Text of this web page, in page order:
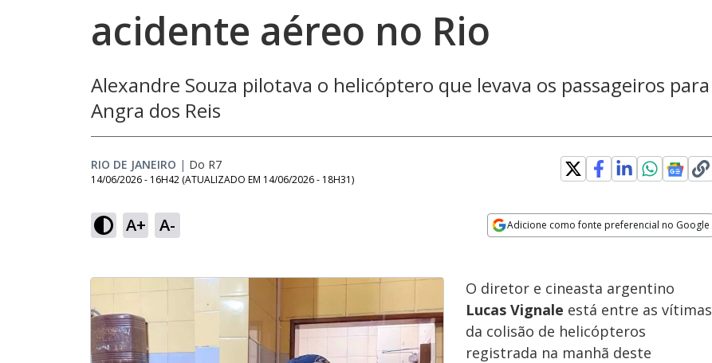
acidente aéreo no Rio
Alexandre Souza pilotava o helicóptero que levava os passageiros para
Angra dos Reis
RIO DE JANEIRO | Do R7
14/06/2026 - 16H42 (ATUALIZADO EM 14/06/2026 - 18H31)
A+ A- Adicione como fonte preferencial no Google
O diretor e cineasta argentino
Lucas Vignale está entre as vítimas
da colisão de helicópteros
registrada na manhã deste